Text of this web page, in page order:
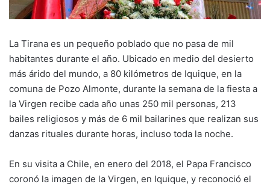
La Tirana es un pequeño poblado que no pasa de mil
habitantes durante el año. Ubicado en medio del desierto
más árido del mundo, a 80 kilómetros de Iquique, en la
comuna de Pozo Almonte, durante la semana de la fiesta a
la Virgen recibe cada año unas 250 mil personas, 213
bailes religiosos y más de 6 mil bailarines que realizan sus
danzas rituales durante horas, incluso toda la noche.
En su visita a Chile, en enero del 2018, el Papa Francisco
coronó la imagen de la Virgen, en Iquique, y reconoció el